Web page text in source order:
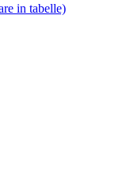
in tabelle)